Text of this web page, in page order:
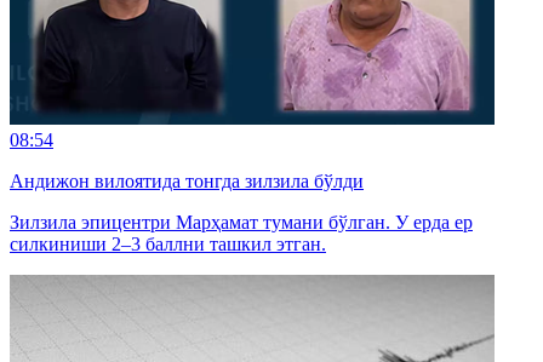
08:54
Андижон вилоятида тонгда зилзила бўлди
Зилзила эпицентри Марҳамат тумани бўлган. У ерда ер
силкиниши 2–3 баллни ташкил этган.